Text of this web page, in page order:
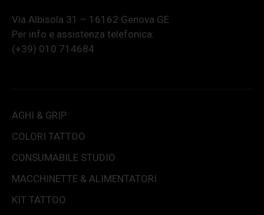
Via Albisola 31 – 16162 Genova GE
Per info e assistenza telefonica:
(+39) 010 714684
AGHI & GRIP
COLORI TATTOO
CONSUMABILE STUDIO
MACCHINETTE & ALIMENTATORI
KIT TATTOO